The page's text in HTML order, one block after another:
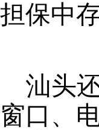
担保中
汕头
窗口、